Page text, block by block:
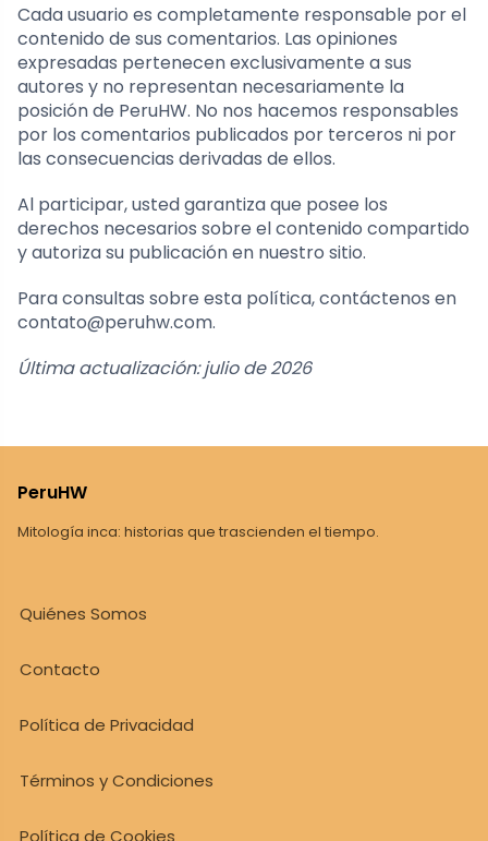
Cada usuario es completamente responsable por el
contenido de sus comentarios. Las opiniones
expresadas pertenecen exclusivamente a sus
autores y no representan necesariamente la
posición de PeruHW. No nos hacemos responsables
por los comentarios publicados por terceros ni por
las consecuencias derivadas de ellos.
Al participar, usted garantiza que posee los
derechos necesarios sobre el contenido compartido
y autoriza su publicación en nuestro sitio.
Para consultas sobre esta política, contáctenos en
contato@peruhw.com.
Última actualización: julio de 2026
PeruHW
Mitología inca: historias que trascienden el tiempo.
Quiénes Somos
Contacto
Política de Privacidad
Términos y Condiciones
Política de Cookies